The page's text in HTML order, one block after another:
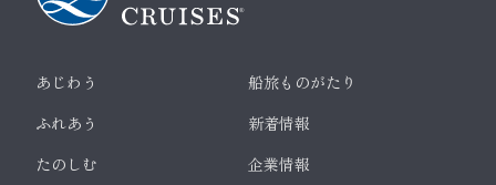
あじわう
ふれあう
たのしむ
船旅ものがたり
新着情報
企業情報